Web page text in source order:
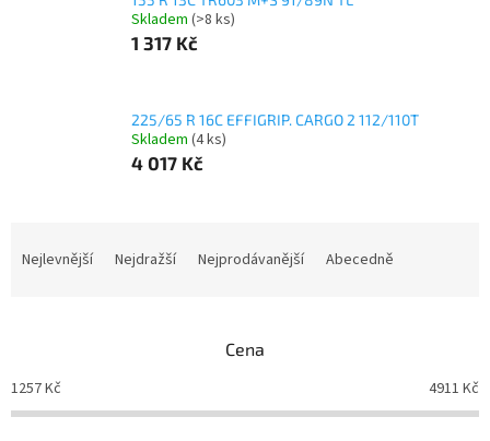
Skladem (>8 ks)
1 317 Kč
225/65 R 16C EFFIGRIP. CARGO 2 112/110T
Skladem (4 ks)
4 017 Kč
p
r
o
Nejlevnější Nejdražší Nejprodávanější Abecedně
Cena
1257Kč 4911 Kč